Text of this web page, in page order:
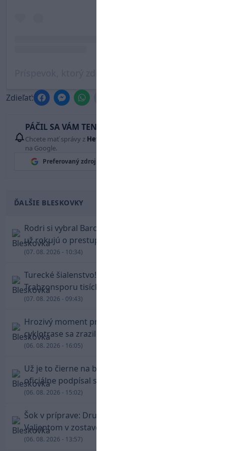
Zdieľať:
PÁČIL SA VÁM TENTO ČLÁNOK?
Chcete mať správy z Hetrik.sk
na Google.
Preferovaný zdroj
ĎALŠIE BLESKOVKY
Rodri si vybral Barcelonu a odmietol Real. Kluby
už rokujú o prestupovej čiastke
(07. 08. 2026 - 10:34)
Turecké šialenstvo! Salaha vítali na štadióne
Trabzonsporu tisícky fanúšikov
(07. 08. 2026 - 09:43)
Hrozivý moment pre Zdena Cháru! Na
cyklotrase sa zrazil s bežcom
(06. 08. 2026 - 16:05)
Už je to čierne na bielom: Mohamed Salah
oficiálne podpísal s Trabzonsporom
(06. 08. 2026 - 15:02)
Šok v príprave: Druholigová Mallorca s
Valjentom v zostave zdolala PSG
(06. 08. 2026 - 13:57)